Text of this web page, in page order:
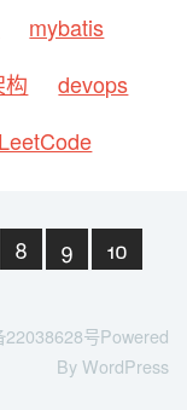
mybatis
构
devops
LeetCode
8 9
10
22038628号Powered
By WordPress